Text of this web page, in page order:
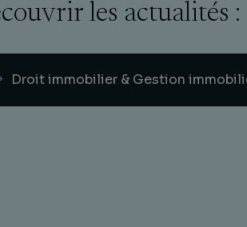
les actualités :
Droit immobilier & Gestion